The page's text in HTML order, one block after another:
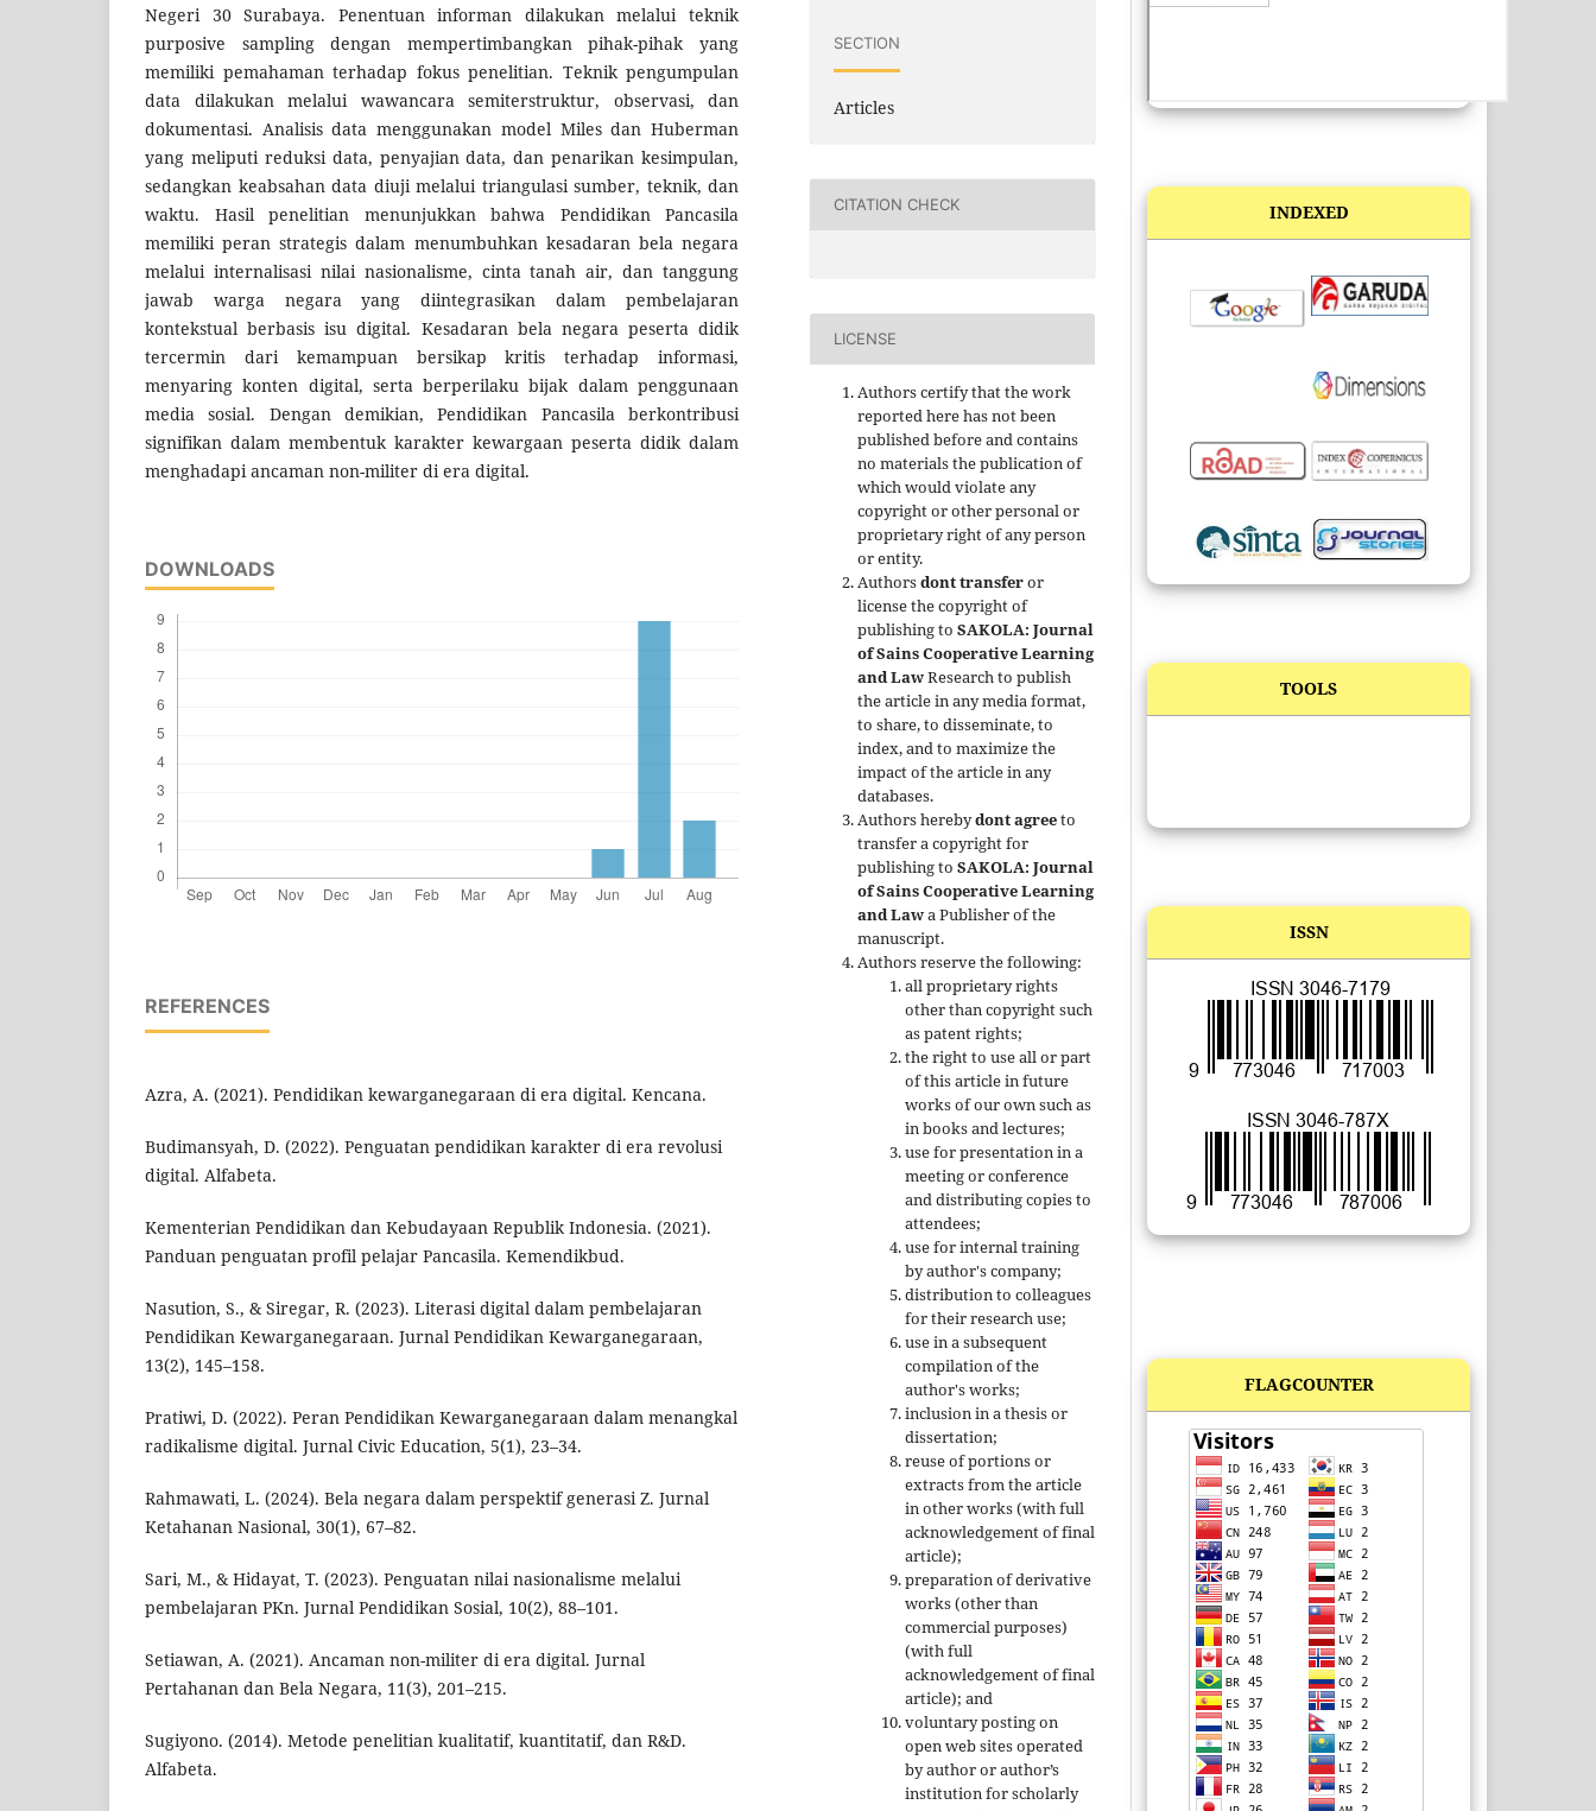
Negeri 30 Surabaya. Penentuan informan dilakukan melalui teknik
purposive sampling dengan mempertimbangkan pihak-pihak yang
memiliki pemahaman terhadap fokus penelitian. Teknik pengumpulan
data dilakukan melalui wawancara semiterstruktur, observasi, dan
dokumentasi. Analisis data menggunakan model Miles dan Huberman
yang meliputi reduksi data, penyajian data, dan penarikan kesimpulan,
sedangkan keabsahan data diuji melalui triangulasi sumber, teknik, dan
waktu. Hasil penelitian menunjukkan bahwa Pendidikan Pancasila
memiliki peran strategis dalam menumbuhkan kesadaran bela negara
melalui internalisasi nilai nasionalisme, cinta tanah air, dan tanggung
jawab warga negara yang diintegrasikan dalam pembelajaran
kontekstual berbasis isu digital. Kesadaran bela negara peserta didik
tercermin dari kemampuan bersikap kritis terhadap informasi,
menyaring konten digital, serta berperilaku bijak dalam penggunaan
media sosial. Dengan demikian, Pendidikan Pancasila berkontribusi
signifikan dalam membentuk karakter kewargaan peserta didik dalam
menghadapi ancaman non-militer di era digital.
DOWNLOADS
REFERENCES
Azra, A. (2021). Pendidikan kewarganegaraan di era digital. Kencana.
Budimansyah, D. (2022). Penguatan pendidikan karakter di era revolusi
digital. Alfabeta.
Kementerian Pendidikan dan Kebudayaan Republik Indonesia. (2021).
Panduan penguatan profil pelajar Pancasila. Kemendikbud.
Nasution, S., & Siregar, R. (2023). Literasi digital dalam pembelajaran
Pendidikan Kewarganegaraan. Jurnal Pendidikan Kewarganegaraan,
13(2), 145–158.
Pratiwi, D. (2022). Peran Pendidikan Kewarganegaraan dalam menangkal
radikalisme digital. Jurnal Civic Education, 5(1), 23–34.
Rahmawati, L. (2024). Bela negara dalam perspektif generasi Z. Jurnal
Ketahanan Nasional, 30(1), 67–82.
Sari, M., & Hidayat, T. (2023). Penguatan nilai nasionalisme melalui
pembelajaran PKn. Jurnal Pendidikan Sosial, 10(2), 88–101.
Setiawan, A. (2021). Ancaman non-militer di era digital. Jurnal
Pertahanan dan Bela Negara, 11(3), 201–215.
Sugiyono. (2014). Metode penelitian kualitatif, kuantitatif, dan R&D.
Alfabeta.
SECTION
Articles
CITATION CHECK
LICENSE
Authors certify that the work
reported here has not been
published before and contains
no materials the publication of
which would violate any
copyright or other personal or
proprietary right of any person
or entity.
Authorsdont transferor
license the copyright of
publishing to SAKOLA: Journal
of Sains Cooperative Learning
and LawResearch to publish
the article in any media format,
to share, to disseminate, to
index, and to maximize the
impact of the article in any
databases.
Authors herebydont agreeto
transfer a copyright for
publishing to SAKOLA: Journal
of Sains Cooperative Learning
and Lawa Publisher of the
manuscript.
Authors reserve the following:
all proprietary rights
other than copyright such
as patent rights;
the right to use all or part
of this article in future
works of our own such as
in books and lectures;
use for presentation in a
meeting or conference
and distributing copies to
attendees;
use for internal training
by author's company;
distribution to colleagues
for their research use;
use in a subsequent
compilation of the
author's works;
inclusion in a thesis or
dissertation;
reuse of portions or
extracts from the article
in other works (with full
acknowledgement of final
article);
preparation of derivative
works (other than
commercial purposes)
(with full
acknowledgement of final
article); and
voluntary posting on
open web sites operated
by author or author’s
institution for scholarly
INDEXED
TOOLS
ISSN
FLAGCOUNTER